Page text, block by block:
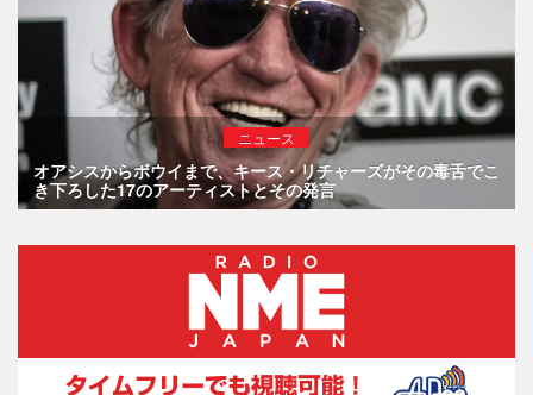
ニュース
オアシスからボウイまで、キース・リチャーズがその毒舌でこ
き下ろした17のアーティストとその発言